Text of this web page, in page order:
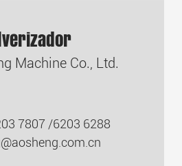
Machine Co., Ltd.
7807 /6203 6288